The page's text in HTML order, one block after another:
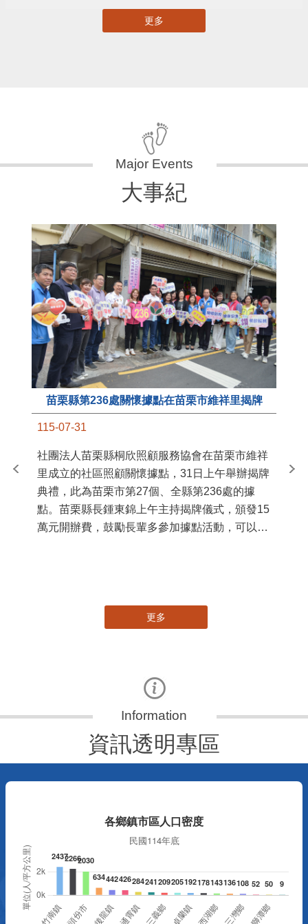
更多
大事紀
苗栗縣第236處關懷據點在苗栗市維祥里揭牌
115-07-31
社團法人苗栗縣桐欣照顧服務協會在苗栗市維祥
里成立的社區照顧關懷據點，31日上午舉辦揭牌
典禮，此為苗栗市第27個、全縣第236處的據
點。苗栗縣長鍾東錦上午主持揭牌儀式，頒發15
萬元開辦費，鼓勵長輩多參加據點活動，可以更
苗
更多
資訊透明專區